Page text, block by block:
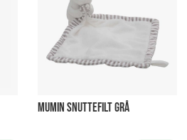
MUMIN SNUTTEFILT GRÅ